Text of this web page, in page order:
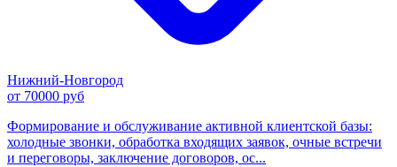
Нижний-Новгород
от 70000 руб
Формирование и обслуживание активной клиентской базы:
холодные звонки, обработка входящих заявок, очные встречи
и переговоры, заключение договоров, ос...